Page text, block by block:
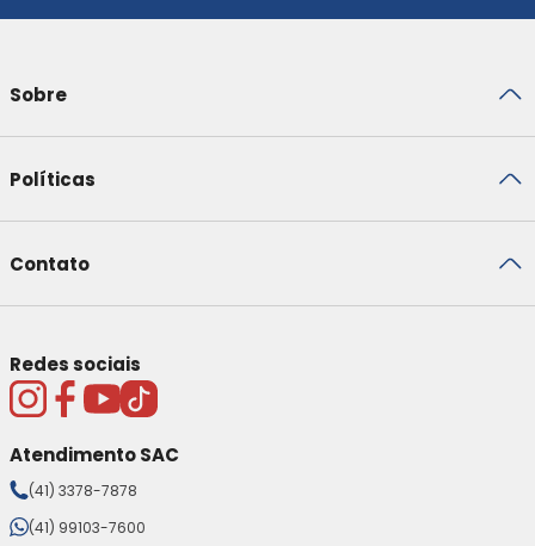
Sobre
Políticas
Contato
Redes sociais
Atendimento SAC
(41) 3378-7878
(41) 99103-7600